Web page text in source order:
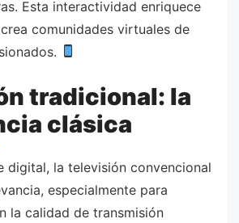
Esta interactividad enriquece
comunidades virtuales de
tradicional: la
clásica
digital, la televisión convencional
especialmente para
la calidad de transmisión